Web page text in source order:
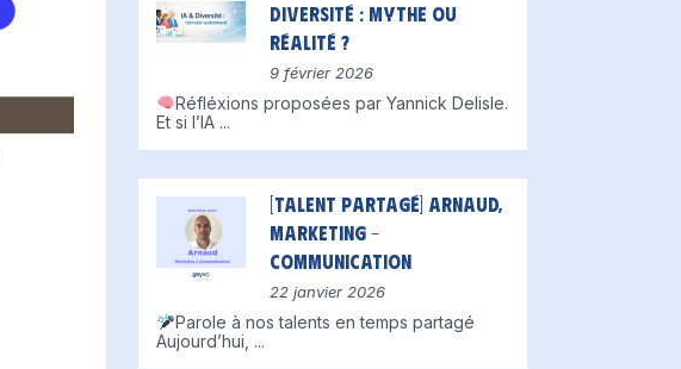
diversité : mythe ou
réalité ?
9 février 2026
Réfléxions proposées par Yannick Delisle.
Et si l’IA ...
[Talent partagé] Arnaud,
Marketing –
Communication
22 janvier 2026
Parole à nos talents en temps partagé
Aujourd’hui, ...